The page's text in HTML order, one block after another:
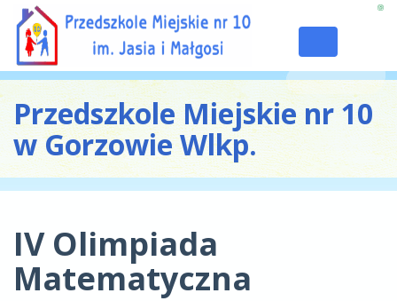
navigation
Przedszkole Miejskie nr 10
w Gorzowie Wlkp.
IV Olimpiada
Matematyczna